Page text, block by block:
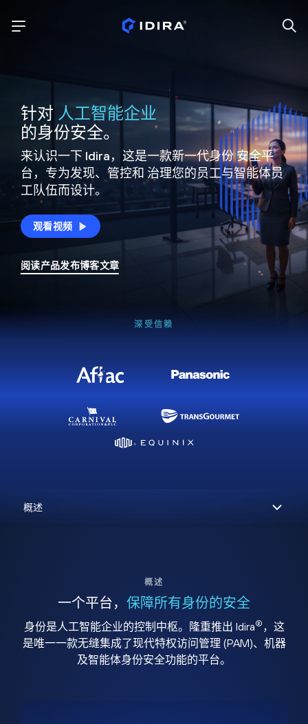
针对 人工智能企业
的身份安全。
来认识一下 Idira，这是一款新一代身份安全平
台，专为发现、管控和 治理您的员工与智能体员
工队伍而设计。
观看视频
阅读产品发布博客文章
深受信赖
概述
一个平台， 保障所有身份的安全
身份是人工智能企业的控制中枢。隆重推出 Idira® ，这
是唯一一款无缝集成了现代特权访问管理 (PAM)、机器
及智能体身份安全功能的平台。